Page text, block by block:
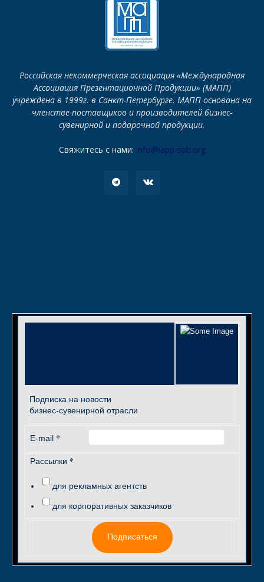
Российская некоммерческая ассоциация «Международная
Ассоциация Презентационной Продукции» (МАПП)
учреждена в 1999г. в Санкт-Петербурге. МАПП основана на
членстве поставщиков и производителей бизнес-
сувенирной и подарочной продукции.
Свяжитесь с нами: info@iapp-spb.org
Подписка на новости
бизнес-сувенирной отрасли
E-mail *
Рассылки *
для рекламных агентств
для корпоративных заказчиков
Подписаться